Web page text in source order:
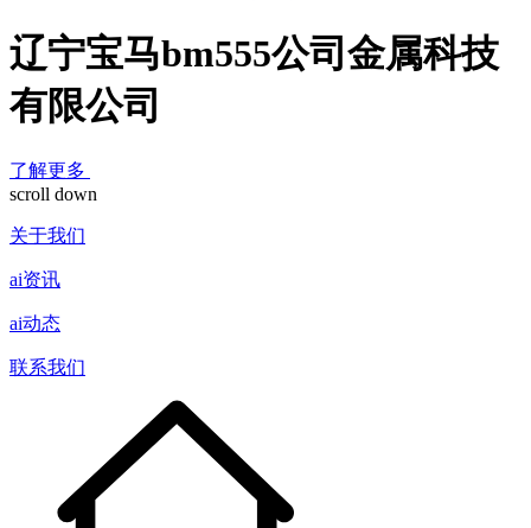
辽宁宝马bm555公司金属科技
有限公司
了解更多
scroll down
关于我们
ai资讯
ai动态
联系我们